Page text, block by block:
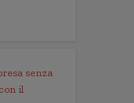
senza
il